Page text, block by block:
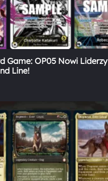
Game: OP05 Nowi Liderzy
Line!